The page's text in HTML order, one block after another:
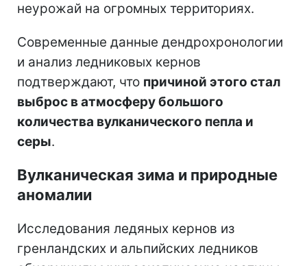
неурожай на огромных территориях.
Современные данные дендрохронологии
и анализ ледниковых кернов
подтверждают, что причиной этого стал
выброс в атмосферу большого
количества вулканического пепла и
серы.
Вулканическая зима и природные
аномалии
Исследования ледяных кернов из
гренландских и альпийских ледников